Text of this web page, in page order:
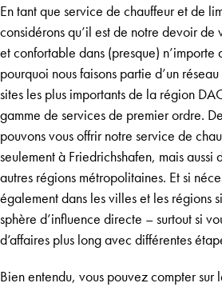
En tant que service de chauffeur et de
considérons qu’il est de notre devoir de
et confortable dans (presque) n’importe
pourquoi nous faisons partie d’un
sites les plus importants de la région
gamme de services de premier ordre.
pouvons vous offrir notre service de
seulement à Friedrichshafen, mais aussi
autres régions métropolitaines. Et si
également dans les villes et les régions
sphère d’influence directe – surtout si
d’affaires plus long avec différentes
Bien entendu, vous pouvez compter